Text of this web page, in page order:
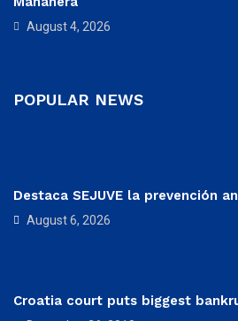
August 4, 2026
POPULAR NEWS
Destaca SEJUVE la prevención
August 6, 2026
Croatia court puts biggest